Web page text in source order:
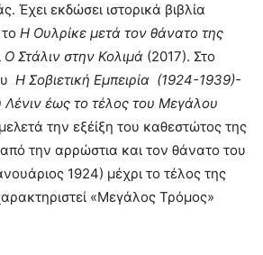
Έχει εκδώσει ιστορικά βιβλία
Η Ουλρίκε μετά τον θάνατο της
Ο Στάλιν στην Κολιμά (2017). Στο
Η Σοβιετική Εμπειρία (1924-1939)-
έως το τέλος του Μεγάλου
την εξέίξη του καθεστώτος της
την αρρώστια και τον θάνατο του
1924) μέχρι το τέλος της
«Μεγάλος Τρόμος»